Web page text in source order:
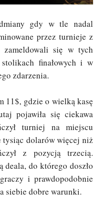
gdy w tle nadal
przez turnieje z
się w tych
finałowych i w
zdarzenia.
11$, gdzie o wielką kasę
pojawiła się ciekawa
turniej na miejscu
tysiąc dolarów więcej niż
z pozycją trzecią.
deala, do którego doszło
i prawdopodobnie
siebie dobre warunki.